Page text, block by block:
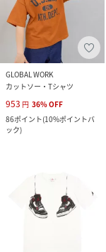
GLOBAL WORK
カットソー・Tシャツ
953 円 36%OFF
86ポイント(10%ポイントバ
ック)